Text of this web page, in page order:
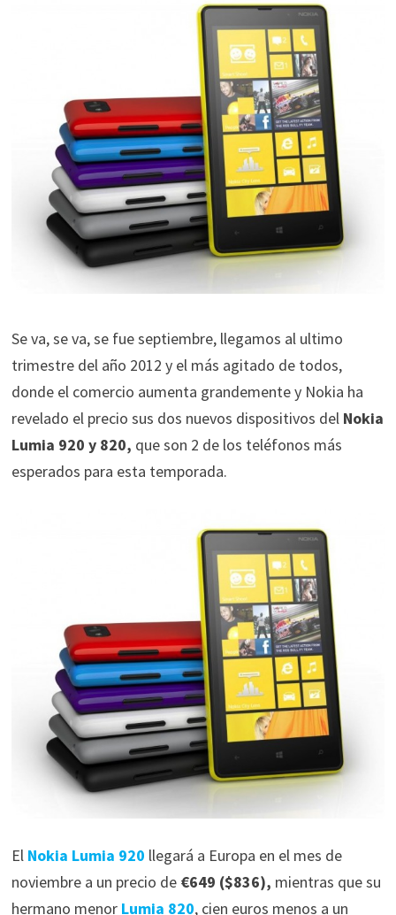
Se va, se va, se fue septiembre, llegamos al ultimo
trimestre del año 2012 y el más agitado de todos,
donde el comercio aumenta grandemente y Nokia ha
revelado el precio sus dos nuevos dispositivos del Nokia
Lumia 920 y 820, que son 2 de los teléfonos más
esperados para esta temporada.
El Nokia Lumia 920 llegará a Europa en el mes de
noviembre a un precio de €649 ($836), mientras que su
hermano menor Lumia 820, cien euros menos a un